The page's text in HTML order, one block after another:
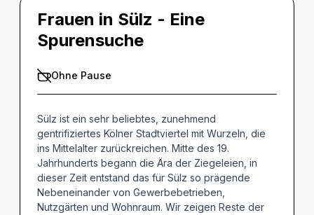
Frauen in Sülz - Eine
Spurensuche
Ohne Pause
Sülz ist ein sehr beliebtes, zunehmend
gentrifiziertes Kölner Stadtviertel mit Wurzeln, die
ins Mittelalter zurückreichen. Mitte des 19.
Jahrhunderts begann die Ära der Ziegeleien, in
dieser Zeit entstand das für Sülz so prägende
Nebeneinander von Gewerbebetrieben,
Nutzgärten und Wohnraum. Wir zeigen Reste der